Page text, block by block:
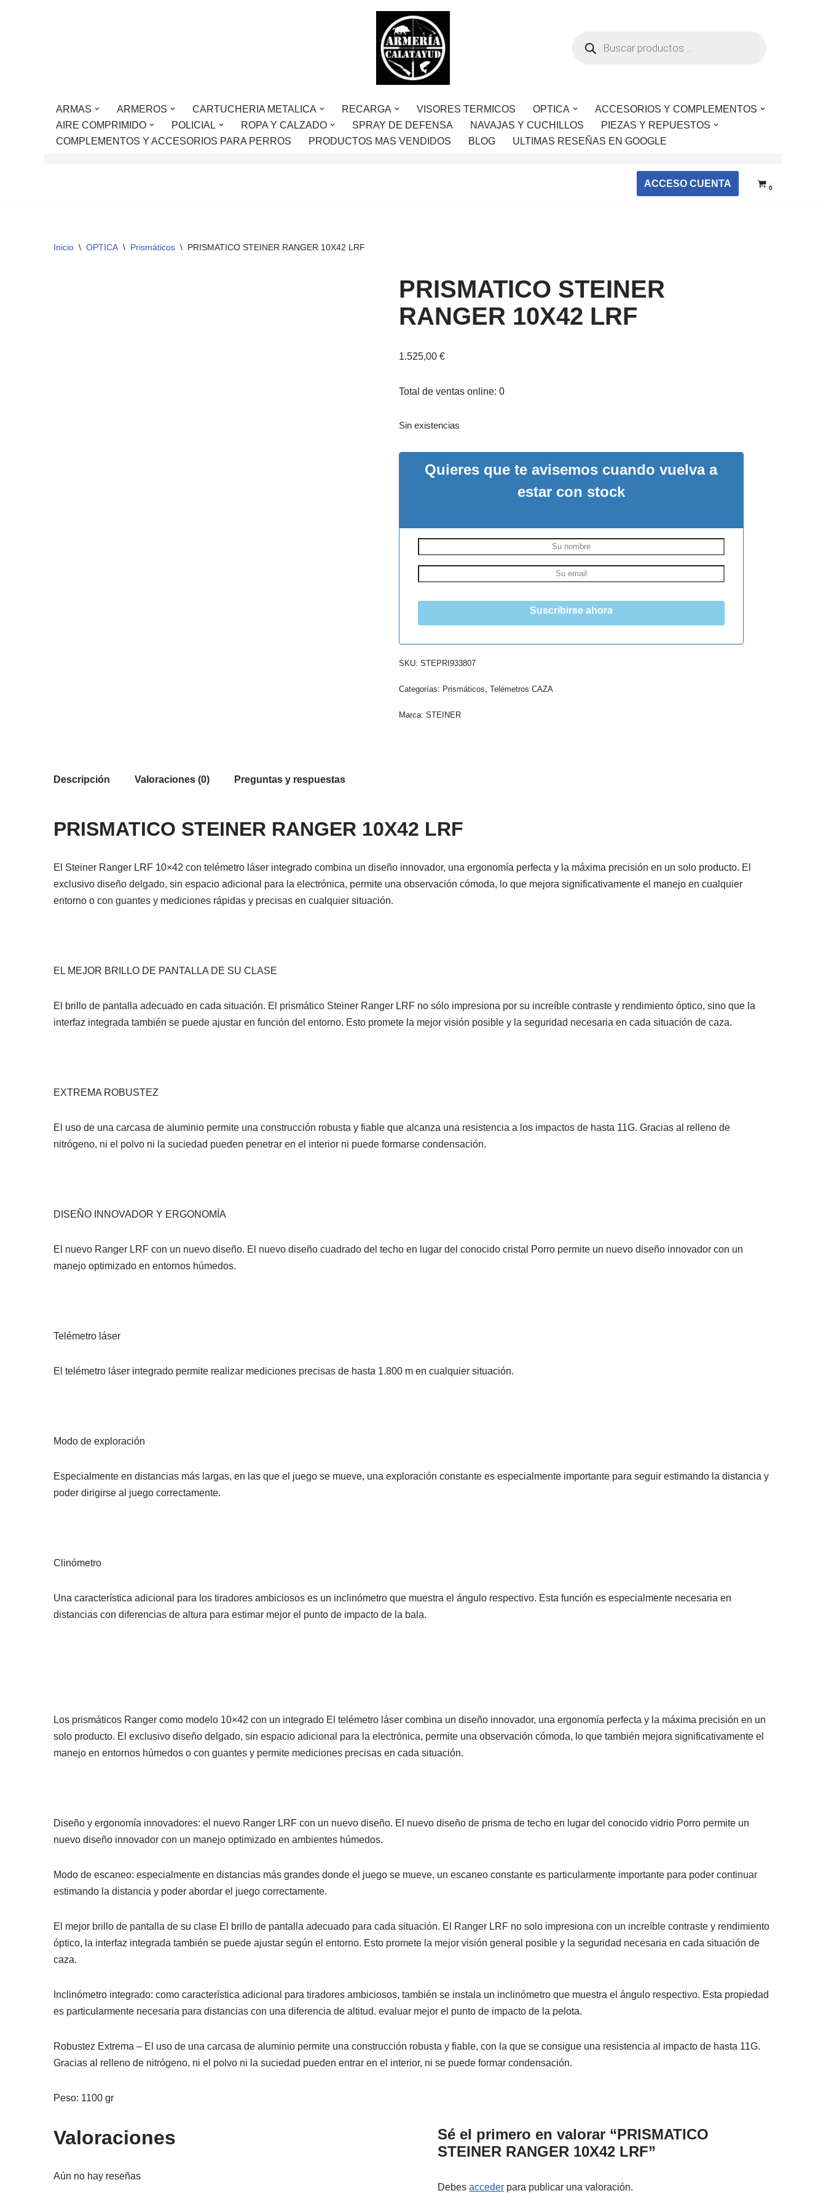
ARMAS ARMEROS CARTUCHERIA METALICA RECARGA VISORES TERMICOS OPTICA
ACCESORIOS Y COMPLEMENTOS
AIRE COMPRIMIDO
POLICIAL ROPA Y CALZADO SPRAY DE DEFENSA NAVAJAS Y CUCHILLOS
PIEZAS Y REPUESTOS
COMPLEMENTOS Y ACCESORIOS PARA PERROS
PRODUCTOS MAS VENDIDOS BLOG ULTIMAS RESEÑAS EN GOOGLE
ACCESO CUENTA 0
Inicio \ OPTICA \ Prismáticos \ PRISMATICO STEINER RANGER 10X42 LRF
PRISMATICO STEINER
RANGER 10X42 LRF
1.525,00 €
Total de ventas online: 0
Sin existencias
Quieres que te avisemos cuando vuelva a
estar con stock
Suscribirse ahora
SKU: STEPRI933807
Categorías: Prismáticos, Telémetros CAZA
Marca: STEINER
Descripción Valoraciones (0) Preguntas y respuestas
PRISMATICO STEINER RANGER 10X42 LRF
El Steiner Ranger LRF 10×42 con telémetro láser integrado combina un diseño innovador, una ergonomía perfecta y la máxima precisión en un solo producto. El
exclusivo diseño delgado, sin espacio adicional para la electrónica, permite una observación cómoda, lo que mejora significativamente el manejo en cualquier
entorno o con guantes y mediciones rápidas y precisas en cualquier situación.
EL MEJOR BRILLO DE PANTALLA DE SU CLASE
El brillo de pantalla adecuado en cada situación. El prismático Steiner Ranger LRF no sólo impresiona por su increíble contraste y rendimiento óptico, sino que la
interfaz integrada también se puede ajustar en función del entorno. Esto promete la mejor visión posible y la seguridad necesaria en cada situación de caza.
EXTREMA ROBUSTEZ
El uso de una carcasa de aluminio permite una construcción robusta y fiable que alcanza una resistencia a los impactos de hasta 11G. Gracias al relleno de
nitrógeno, ni el polvo ni la suciedad pueden penetrar en el interior ni puede formarse condensación.
DISEÑO INNOVADOR Y ERGONOMÍA
El nuevo Ranger LRF con un nuevo diseño. El nuevo diseño cuadrado del techo en lugar del conocido cristal Porro permite un nuevo diseño innovador con un
manejo optimizado en entornos húmedos.
Telémetro láser
El telémetro láser integrado permite realizar mediciones precisas de hasta 1.800 m en cualquier situación.
Modo de exploración
Especialmente en distancias más largas, en las que el juego se mueve, una exploración constante es especialmente importante para seguir estimando la distancia y
poder dirigirse al juego correctamente.
Clinómetro
Una característica adicional para los tiradores ambiciosos es un inclinómetro que muestra el ángulo respectivo. Esta función es especialmente necesaria en
distancias con diferencias de altura para estimar mejor el punto de impacto de la bala.
Los prismáticos Ranger como modelo 10×42 con un integrado El telémetro láser combina un diseño innovador, una ergonomía perfecta y la máxima precisión en un
solo producto. El exclusivo diseño delgado, sin espacio adicional para la electrónica, permite una observación cómoda, lo que también mejora significativamente el
manejo en entornos húmedos o con guantes y permite mediciones precisas en cada situación.
Diseño y ergonomía innovadores: el nuevo Ranger LRF con un nuevo diseño. El nuevo diseño de prisma de techo en lugar del conocido vidrio Porro permite un
nuevo diseño innovador con un manejo optimizado en ambientes húmedos.
Modo de escaneo: especialmente en distancias más grandes donde el juego se mueve, un escaneo constante es particularmente importante para poder continuar
estimando la distancia y poder abordar el juego correctamente.
El mejor brillo de pantalla de su clase El brillo de pantalla adecuado para cada situación. El Ranger LRF no solo impresiona con un increíble contraste y rendimiento
óptico, la interfaz integrada también se puede ajustar según el entorno. Esto promete la mejor visión general posible y la seguridad necesaria en cada situación de
caza.
Inclinómetro integrado: como característica adicional para tiradores ambiciosos, también se instala un inclinómetro que muestra el ángulo respectivo. Esta propiedad
es particularmente necesaria para distancias con una diferencia de altitud. evaluar mejor el punto de impacto de la pelota.
Robustez Extrema – El uso de una carcasa de aluminio permite una construcción robusta y fiable, con la que se consigue una resistencia al impacto de hasta 11G.
Gracias al relleno de nitrógeno, ni el polvo ni la suciedad pueden entrar en el interior, ni se puede formar condensación.
Peso: 1100 gr
Valoraciones
Aún no hay reseñas
Sé el primero en valorar “PRISMATICO
STEINER RANGER 10X42 LRF”
Debes acceder para publicar una valoración.